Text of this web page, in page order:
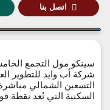
اتصل بنا
شركة أب وايد للتطوير
التسعين الشمالي
السكنية التي تُعد